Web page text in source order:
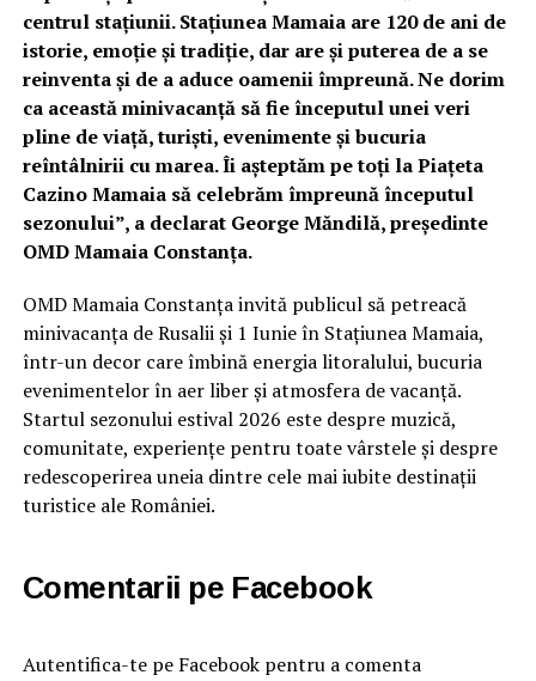
centrul stațiunii. Stațiunea Mamaia are 120 de ani de
istorie, emoție și tradiție, dar are și puterea de a se
reinventa și de a aduce oamenii împreună. Ne dorim
ca această minivacanță să fie începutul unei veri
pline de viață, turiști, evenimente și bucuria
reîntâlnirii cu marea. Îi așteptăm pe toți la Piațeta
Cazino Mamaia să celebrăm împreună începutul
sezonului”, a declarat George Măndilă, președinte
OMD Mamaia Constanța.
OMD Mamaia Constanța invită publicul să petreacă
minivacanța de Rusalii și 1 Iunie în Stațiunea Mamaia,
într-un decor care îmbină energia litoralului, bucuria
evenimentelor în aer liber și atmosfera de vacanță.
Startul sezonului estival 2026 este despre muzică,
comunitate, experiențe pentru toate vârstele și despre
redescoperirea uneia dintre cele mai iubite destinații
turistice ale României.
Comentarii pe Facebook
Autentifica-te pe Facebook pentru a comenta